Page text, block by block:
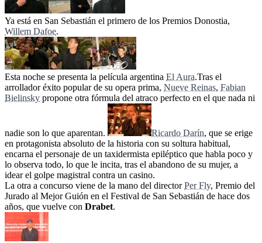
Ya está en San Sebastián el primero de los Premios Donostia,
Willem Dafoe.
Esta noche se presenta la película argentina El Aura.Tras el
arrollador éxito popular de su opera prima, Nueve Reinas, Fabian
Bielinsky propone otra fórmula del atraco perfecto en el que nada ni
nadie son lo que aparentan. Ricardo Darín, que se erige
en protagonista absoluto de la historia con su soltura habitual,
encarna el personaje de un taxidermista epiléptico que habla poco y
lo observa todo, lo que le incita, tras el abandono de su mujer, a
idear el golpe magistral contra un casino.
La otra a concurso viene de la mano del directorPer Fly, Premio del
Jurado al Mejor Guión en el Festival de San Sebastián de hace dos
años, que vuelve con Drabet.